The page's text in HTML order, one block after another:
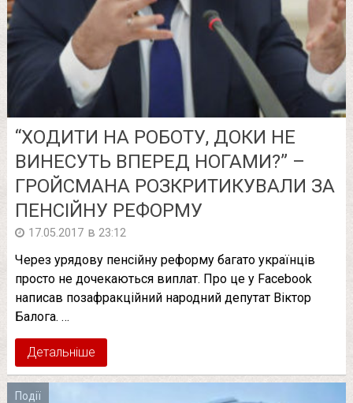
“ХОДИТИ НА РОБОТУ, ДОКИ НЕ
ВИНЕСУТЬ ВПЕРЕД НОГАМИ?” –
ГРОЙСМАНА РОЗКРИТИКУВАЛИ ЗА
ПЕНСІЙНУ РЕФОРМУ
17.05.2017 в 23:12
Через урядову пенсійну реформу багато українців
просто не дочекаються виплат. Про це у Facebook
написав позафракційний народний депутат Віктор
Балога. …
Детальніше
Події